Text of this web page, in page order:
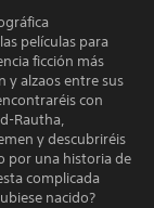
películas para
ficción más
y alzaos entre sus
con
Rautha,
y descubriréis
por una historia de
complicada
nacido?